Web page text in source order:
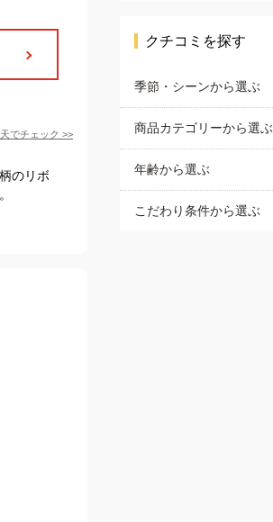
でチェック >>
のリボ
クチコミを探す
季節・シーンから選ぶ
商品カテゴリーから選ぶ
年齢から選ぶ
こだわり条件から選ぶ